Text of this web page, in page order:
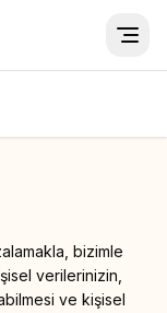
bizimle
verilerinizin,
ve kişisel